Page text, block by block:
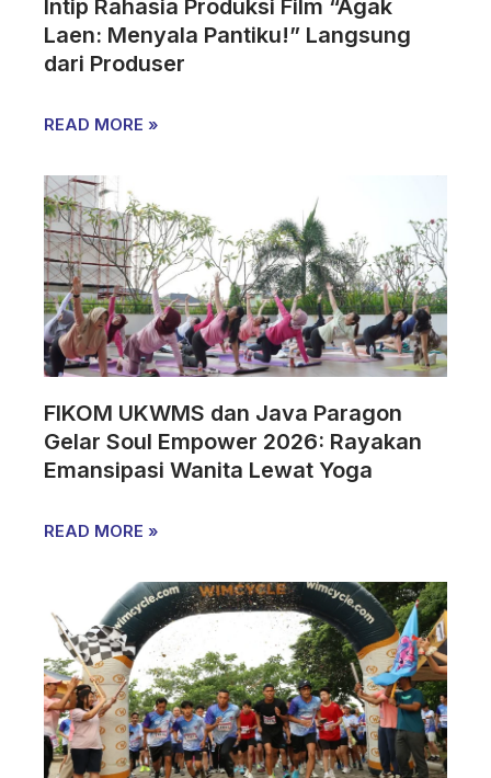
Intip Rahasia Produksi Film “Agak
Laen: Menyala Pantiku!” Langsung
dari Produser
READ MORE »
FIKOM UKWMS dan Java Paragon
Gelar Soul Empower 2026: Rayakan
Emansipasi Wanita Lewat Yoga
READ MORE »